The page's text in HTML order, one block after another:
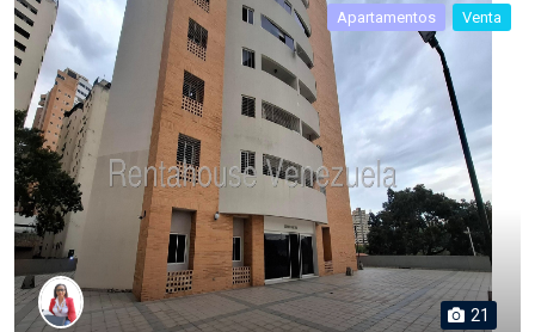
Apartamentos Venta
21